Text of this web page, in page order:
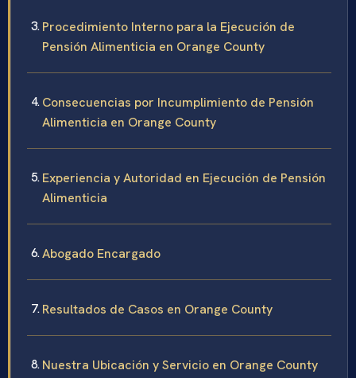
Procedimiento Interno para la Ejecución de
Pensión Alimenticia en Orange County
Consecuencias por Incumplimiento de Pensión
Alimenticia en Orange County
Experiencia y Autoridad en Ejecución de Pensión
Alimenticia
Abogado Encargado
Resultados de Casos en Orange County
Nuestra Ubicación y Servicio en Orange County